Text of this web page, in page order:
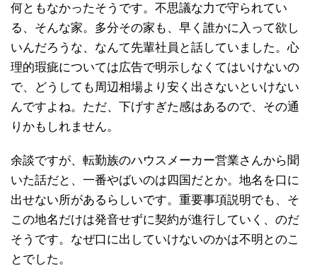
何ともなかったそうです。不思議な力で守られてい
る、そんな家。多分その家も、早く誰かに入って欲し
いんだろうな、なんて先輩社員と話していました。心
理的瑕疵については広告で明示しなくてはいけないの
で、どうしても周辺相場より安く出さないといけない
んですよね。ただ、下げすぎた感はあるので、その通
りかもしれません。
余談ですが、転勤族のハウスメーカー営業さんから聞
いた話だと、一番やばいのは四国だとか。地名を口に
出せない所があるらしいです。重要事項説明でも、そ
この地名だけは発音せずに契約が進行していく、のだ
そうです。なぜ口に出していけないのかは不明とのこ
とでした。